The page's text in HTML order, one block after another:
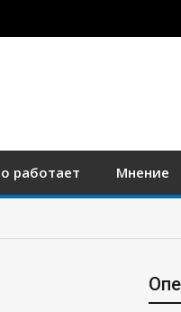
работает Мнение